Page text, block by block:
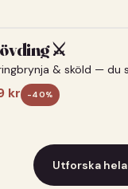
⚔️
& sköld — du
kr -40%
Utforska